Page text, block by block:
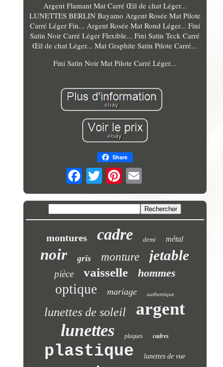
Argent Flamant Mat Carré Œil de chat Léger...
LUNETTES BERLIN Bayamo Argent Rosée Mat Pilote
Carré Léger Fin... Argent Rosée Mat Rond Léger... Fini
Satin Noir Carré Léger Flexible... Fini Satin Teck Carré
Œil de chat Léger... Mat Graphite Satin Pilote Carré...
Fini Satin Noir Mat Pilote Carré Léger...
Share
montures cadre demi métal
noir gris monture jetable
pièce vaisselle hommes
optique mariage authentique
lunettes de soleil argent
lunettes plaques cadres
plastique lunettes de vue